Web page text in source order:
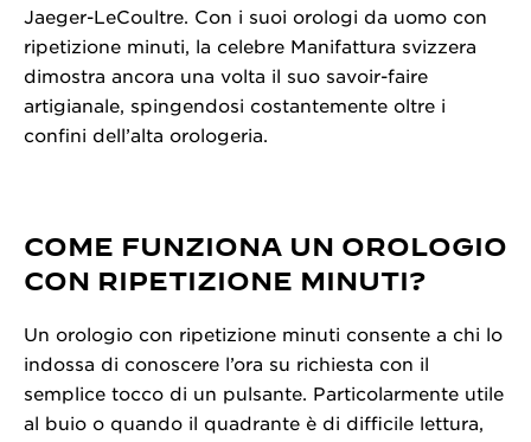
Jaeger-LeCoultre. Con i suoi orologi da uomo con
ripetizione minuti, la celebre Manifattura svizzera
dimostra ancora una volta il suo savoir-faire
artigianale, spingendosi costantemente oltre i
confini dell’alta orologeria.
COME FUNZIONA UN OROLOGIO
CON RIPETIZIONE MINUTI?
Un orologio con ripetizione minuti consente a chi lo
indossa di conoscere l’ora su richiesta con il
semplice tocco di un pulsante. Particolarmente utile
al buio o quando il quadrante è di difficile lettura,